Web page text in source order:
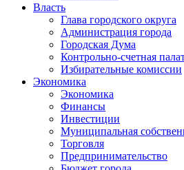
Власть
Глава городского округа
Администрация города
Городская Дума
Контрольно-счетная
Избирательные комиссии
Экономика
Экономика
Финансы
Инвестиции
Муниципальная
Торговля
Предпринимательство